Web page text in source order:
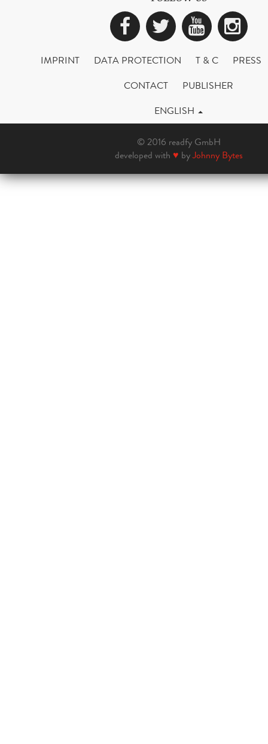
Facebook
Twitter
IMPRINT DATA PROTECTION T & C
PRESS
CONTACT
PUBLISHER
ENGLISH
© 2016 readfy GmbH
developed with ♥ byJohnny Bytes